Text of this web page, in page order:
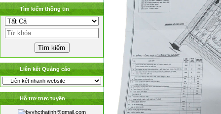
Tìm kiếm thông tin
Liên kết Quảng cáo
Hỗ trợ trực tuyến